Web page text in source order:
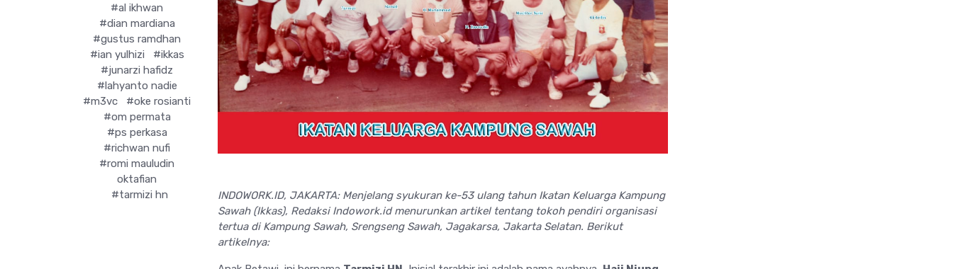
#al ikhwan
#dian mardiana
#gustus ramdhan
#ian yulhizi
#ikkas
#junarzi hafidz
#lahyanto nadie
#m3vc
#oke rosianti
#om permata
#ps perkasa
#richwan nufi
#romi mauludin
oktafian
#tarmizi hn
INDOWORK.ID, JAKARTA: Menjelang syukuran ke-53 ulang tahun Ikatan Keluarga Kampung
Sawah (Ikkas), Redaksi Indowork.id menurunkan artikel tentang tokoh pendiri organisasi
tertua di Kampung Sawah, Srengseng Sawah, Jagakarsa, Jakarta Selatan. Berikut
artikelnya: